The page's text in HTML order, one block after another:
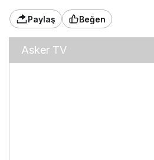
Paylaş Beğen
Asker TV